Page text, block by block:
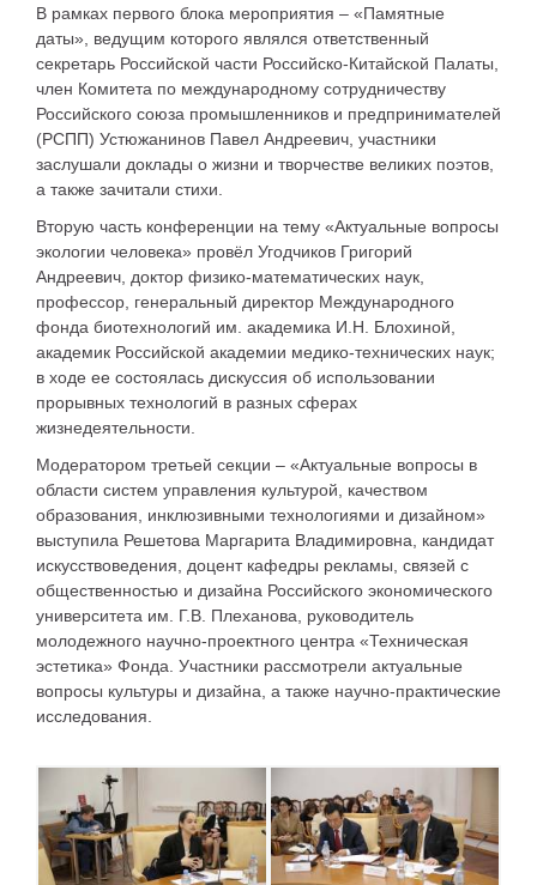
В рамках первого блока мероприятия – «Памятные
даты», ведущим которого являлся ответственный
секретарь Российской части Российско-Китайской Палаты,
член Комитета по международному сотрудничеству
Российского союза промышленников и предпринимателей
(РСПП) Устюжанинов Павел Андреевич, участники
заслушали доклады о жизни и творчестве великих поэтов,
а также зачитали стихи.
Вторую часть конференции на тему «Актуальные вопросы
экологии человека» провёл Угодчиков Григорий
Андреевич, доктор физико-математических наук,
профессор, генеральный директор Международного
фонда биотехнологий им. академика И.Н. Блохиной,
академик Российской академии медико-технических наук;
в ходе ее состоялась дискуссия об использовании
прорывных технологий в разных сферах
жизнедеятельности.
Модератором третьей секции – «Актуальные вопросы в
области систем управления культурой, качеством
образования, инклюзивными технологиями и дизайном»
выступила Решетова Маргарита Владимировна, кандидат
искусствоведения, доцент кафедры рекламы, связей с
общественностью и дизайна Российского экономического
университета им. Г.В. Плеханова, руководитель
молодежного научно-проектного центра «Техническая
эстетика» Фонда. Участники рассмотрели актуальные
вопросы культуры и дизайна, а также научно-практические
исследования.